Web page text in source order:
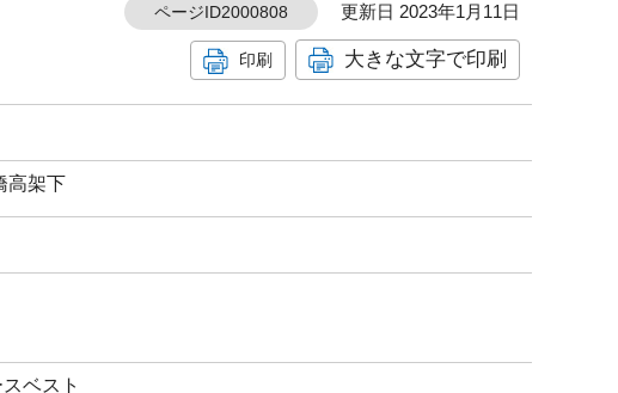
ページID2000808 更新日 2023年1月11日
印刷 大きな文字で印刷
高架下
ベスト